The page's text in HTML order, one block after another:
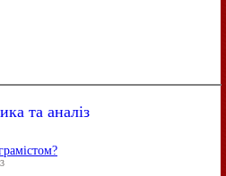
та аналіз